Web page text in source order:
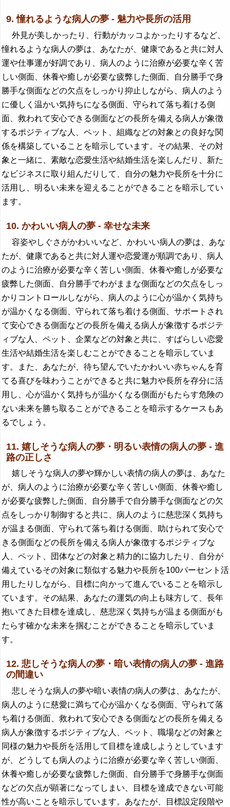
9. 憧れるような病人の夢 - 魅力や長所の活用
外見が美しかったり、行動がカッコよかったりするなど、
憧れるような病人の夢は、あなたが、健康であると共に対人
運や仕事運が好調であり、病人のように治療が必要な辛く苦
しい側面、休養や癒しが必要な疲弊した側面、自分勝手で身
勝手な側面などの欠点をしっかり抑止しながら、病人のよう
に優しく温かい気持ちになる側面、守られて落ち着ける側
面、救われて安心できる側面などの長所を備える病人が象徴
するポジティブな人、ペット、組織などの対象との良好な関
係を構築していることを暗示しています。その結果、その対
象と一緒に、素敵な恋愛生活や結婚生活を楽しんだり、新た
なビジネスに取り組んだりして、自分の魅力や長所を十分に
活用し、明るい未来を迎えることができることを暗示してい
ます。
10. かわいい病人の夢 - 幸せな未来
容姿やしぐさがかわいいなど、かわいい病人の夢は、あな
たが、健康であると共に対人運や恋愛運が順調であり、病人
のように治療が必要な辛く苦しい側面、休養や癒しが必要な
疲弊した側面、自分勝手でわがままな側面などの欠点をしっ
かりコントロールしながら、病人のように心が温かく気持ち
が温かくなる側面、守られて落ち着ける側面、サポートされ
て安心できる側面などの長所を備える病人が象徴するポジテ
ィブな人、ペット、企業などの対象と共に、すばらしい恋愛
生活や結婚生活を楽しむことができることを暗示していま
す。また、あなたが、待ち望んでいたかわいい赤ちゃんを育
てる喜びを味わうことができると共に魅力や長所を存分に活
用し、心が温かく気持ちが温かくなる側面がもたらす危険の
ない未来を勝ち取ることができることを暗示するケースもあ
るでしょう。
11. 嬉しそうな病人の夢・明るい表情の病人の夢 - 進
路の正しさ
嬉しそうな病人の夢や輝かしい表情の病人の夢は、あなた
が、病人のように治療が必要な辛く苦しい側面、休養や癒し
が必要な疲弊した側面、自分勝手で自分勝手な側面などの欠
点をしっかり制御すると共に、病人のように慈悲深く気持ち
が温まる側面、守られて落ち着ける側面、助けられて安心で
きる側面などの長所を備える病人が象徴するポジティブな
人、ペット、団体などの対象と精力的に協力したり、自分が
備えているその対象に類似する魅力や長所を100パーセント活
用したりしながら、目標に向かって進んでいることを暗示し
ています。その結果、あなたの運気の向上も味方して、長年
抱いてきた目標を達成し、慈悲深く気持ちが温まる側面がも
たらす確かな未来を掴むことができることを暗示していま
す。
12. 悲しそうな病人の夢・暗い表情の病人の夢 - 進路
の間違い
悲しそうな病人の夢や暗い表情の病人の夢は、あなたが、
病人のように慈愛に満ちて心が温かくなる側面、守られて落
ち着ける側面、救われて安心できる側面などの長所を備える
病人が象徴するポジティブな人、ペット、職場などの対象と
同様の魅力や長所を活用して目標を達成しようとしています
が、どうしても病人のように治療が必要な辛く苦しい側面、
休養や癒しが必要な疲弊した側面、自分勝手で身勝手な側面
などの欠点が顕著になってしまい、目標を達成できない可能
性が高いことを暗示しています。あなたが、目標設定段階や